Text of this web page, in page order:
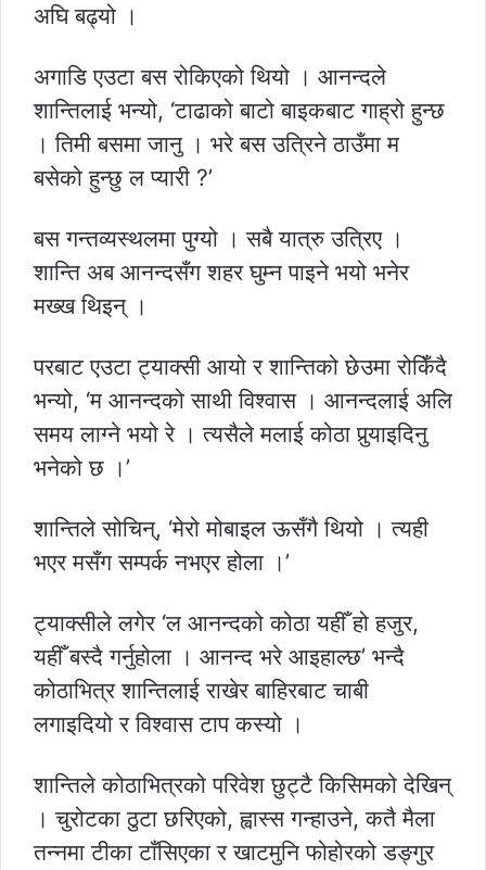
अघि बढ्यो ।
अगाडि एउटा बस रोकिएको थियो । आनन्दले
शान्तिलाई भन्यो, ‘टाढाको बाटो बाइकबाट गाह्रो हुन्छ
। तिमी बसमा जानु । भरे बस उत्रिने ठाउँमा म
बसेको हुन्छु ल प्यारी ?’
बस गन्तव्यस्थलमा पुग्यो । सबै यात्रु उत्रिए ।
शान्ति अब आनन्दसँग शहर घुम्न पाइने भयो भनेर
मख्ख थिइन् ।
परबाट एउटा ट्याक्सी आयो र शान्तिको छेउमा रोकिँदै
भन्यो, ‘म आनन्दको साथी विश्वास । आनन्दलाई अलि
समय लाग्ने भयो रे । त्यसैले मलाई कोठा पुर्‍याइदिनु
भनेको छ ।’
शान्तिले सोचिन्, ‘मेरो मोबाइल ऊसँगै थियो । त्यही
भएर मसँग सम्पर्क नभएर होला ।’
ट्याक्सीले लगेर ‘ल आनन्दको कोठा यहीँ हो हजुर,
यहीँ बस्दै गर्नुहोला । आनन्द भरे आइहाल्छ’ भन्दै
कोठाभित्र शान्तिलाई राखेर बाहिरबाट चाबी
लगाइदियो र विश्वास टाप कस्यो ।
शान्तिले कोठाभित्रको परिवेश छुट्टै किसिमको देखिन्
। चुरोटका ठुटा छरिएको, ह्वास्स गन्हाउने, कतै मैला
तन्नमा टीका टाँसिएका र खाटमुनि फोहोरको डङ्गुर